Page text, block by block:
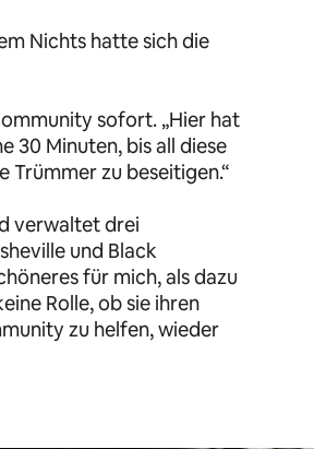
Nichts hatte sich die
sofort. „Hier hat
30 Minuten, bis all diese
Trümmer zu beseitigen.“
verwaltet drei
und Black
für mich, als dazu
Rolle, ob sie ihren
zu helfen, wieder